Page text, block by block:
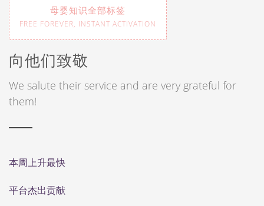
母婴知识全部标签
FREE FOREVER, INSTANT ACTIVATION
向他们致敬
We salute their service and are very grateful for
them!
本周上升最快
平台杰出贡献